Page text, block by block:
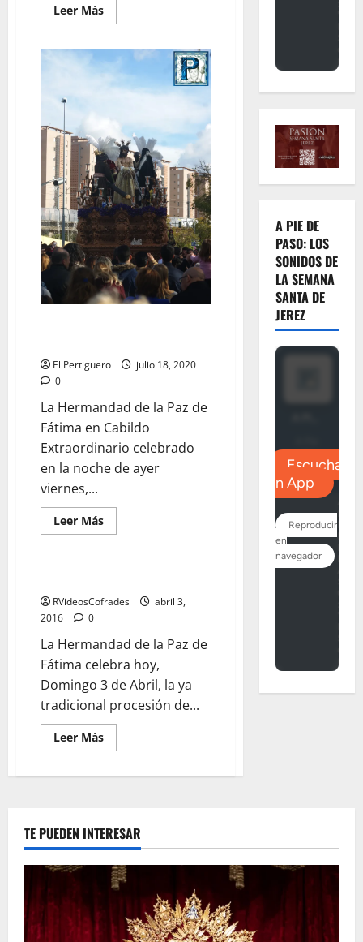
Leer MásLeer
más
PIE
DE
PASO:
Hermandad
de
la
Paz
de
Fátima»
El Pertiguero
julio 18, 2020
0
La Hermandad de la Paz de
Fátima en Cabildo
Extraordinario celebrado
en la noche de ayer
viernes,...
Leer MásLeer
más
el
Señor
Paz
de
Fátima
RVideosCofrades
abril 3,
2016
0
La Hermandad de la Paz de
Fátima celebra hoy,
Domingo 3 de Abril, la ya
tradicional procesión de...
Leer MásLeer
más
Hoy
A PIE DE
PASO: LOS
SONIDOS DE
LA SEMANA
SANTA DE
JEREZ
TE PUEDEN INTERESAR